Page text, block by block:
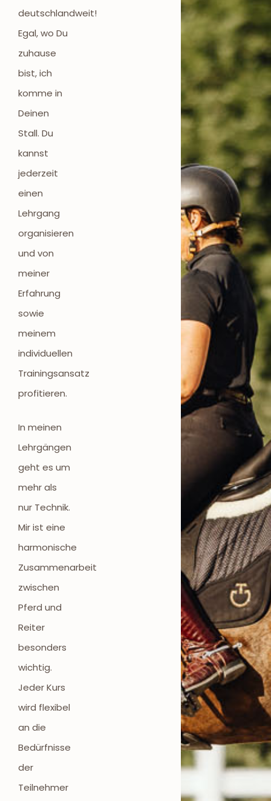
deutschlandweit!
Egal, wo Du
zuhause
bist, ich
komme in
Deinen
Stall. Du
kannst
jederzeit
einen
Lehrgang
organisieren
und von
meiner
Erfahrung
sowie
meinem
individuellen
Trainingsansatz
profitieren.
In meinen
Lehrgängen
geht es um
mehr als
nur Technik.
Mir ist eine
harmonische
Zusammenarbeit
zwischen
Pferd und
Reiter
besonders
wichtig.
Jeder Kurs
wird flexibel
an die
Bedürfnisse
der
Teilnehmer